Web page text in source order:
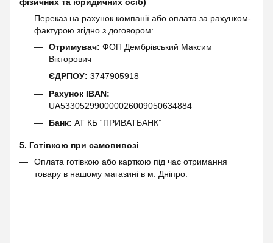
Переказ на рахунок компанії або оплата за рахунком-
фактурою згідно з договором:
Отримувач: ФОП Дембрівський Максим
Вікторович
ЄДРПОУ: 3747905918
Рахунок IBAN:
UA533052990000026009050634884
Банк: АТ КБ “ПРИВАТБАНК”
5. Готівкою при самовивозі
Оплата готівкою або карткою під час отримання
товару в нашому магазині в м. Дніпро.